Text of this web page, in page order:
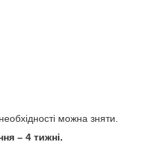
можна зняти.
– 4 тижні.